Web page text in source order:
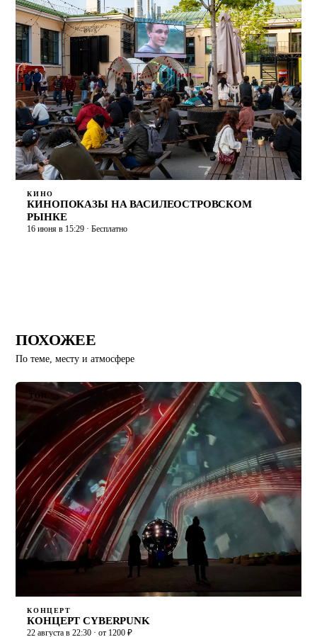
КИНО
КИНОПОКАЗЫ НА ВАСИЛЕОСТРОВСКОМ
РЫНКЕ
16 июня в 15:29 · Бесплатно
ПОХОЖЕЕ
По теме, месту и атмосфере
ТОП
КОНЦЕРТ
КОНЦЕРТ CYBERPUNK
22 августа в 22:30 · от 1200 ₽